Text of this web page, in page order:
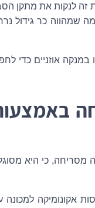
לנקות את מתקן
שמהווה כר גידול
אוזניים כדי
מסריחה, כי היא
שבה תשתמשו תלויה במכונת הכביסה שלכם – אפשר להוסיף 4 כוסות אקונומיקה